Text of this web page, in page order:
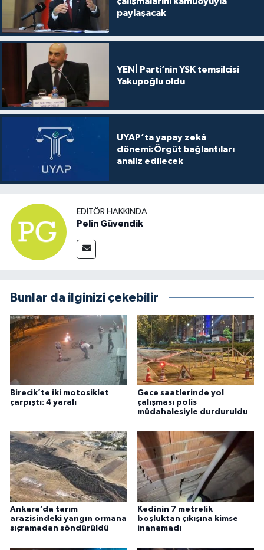
paylaşacak
YENİ Parti’nin YSK temsilcisi
Yakupoğlu oldu
UYAP’ta yapay zekâ
dönemi:Örgüt bağlantıları
analiz edilecek
EDITÖR HAKKINDA
Pelin Güvendik
Bunlar da ilginizi çekebilir
Birecik’te iki motosiklet
çarpıştı: 4 yaralı
Gece saatlerinde yol
çalışması polis
müdahalesiyle durduruldu
Ankara’da tarım
arazisindeki yangın ormana
sıçramadan söndürüldü
Kedinin 7 metrelik
boşluktan çıkışına kimse
inanamadı